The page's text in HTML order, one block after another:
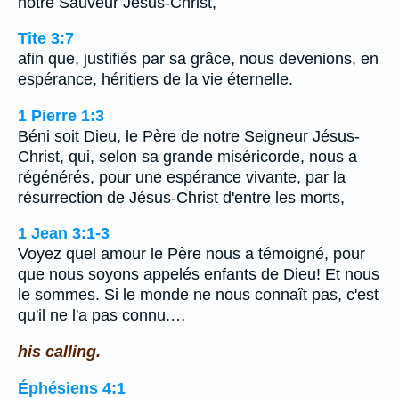
Tite 3:7
afin que, justifiés par sa grâce, nous devenions, en
espérance, héritiers de la vie éternelle.
1 Pierre 1:3
Béni soit Dieu, le Père de notre Seigneur Jésus-
Christ, qui, selon sa grande miséricorde, nous a
régénérés, pour une espérance vivante, par la
résurrection de Jésus-Christ d'entre les morts,
1 Jean 3:1-3
Voyez quel amour le Père nous a témoigné, pour
que nous soyons appelés enfants de Dieu! Et nous
le sommes. Si le monde ne nous connaît pas, c'est
qu'il ne l'a pas connu.…
his calling.
Éphésiens 4:1